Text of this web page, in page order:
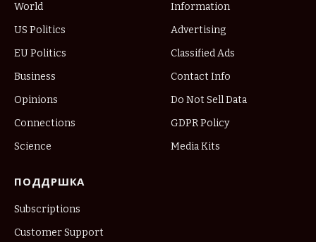
World
US Politics
EU Politics
Business
Opinions
Connections
Science
Information
Advertising
Classified Ads
Contact Info
Do Not Sell Data
GDPR Policy
Media Kits
ПОДДРШКА
Subscriptions
Customer Support